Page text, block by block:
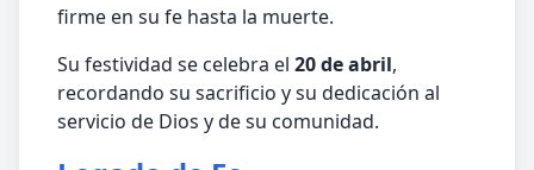
firme en su fe hasta la muerte.
Su festividad se celebra el 20 de abril,
recordando su sacrificio y su dedicación al
servicio de Dios y de su comunidad.